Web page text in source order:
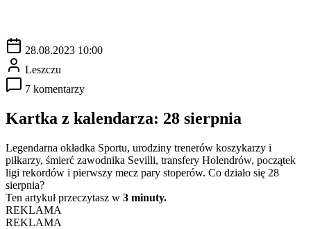
28.08.2023 10:00
Leszczu
7 komentarzy
Kartka z kalendarza: 28 sierpnia
Legendarna okładka Sportu, urodziny trenerów koszykarzy i
piłkarzy, śmierć zawodnika Sevilli, transfery Holendrów, początek
ligi rekordów i pierwszy mecz pary stoperów. Co działo się 28
sierpnia?
Ten artykuł przeczytasz w 3 minuty.
REKLAMA
REKLAMA